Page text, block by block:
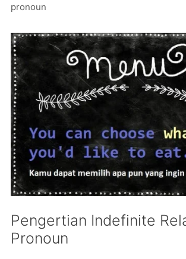
pronoun
Pengertian Indefinite
Pronoun